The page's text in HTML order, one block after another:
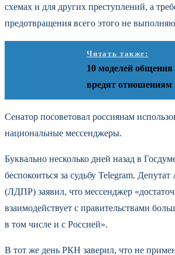
схемах и для других преступлений, а
предотвращения всего этого не
Читать также:
10 моделей
вредят отношениям
Сенатор посоветовал россиянам
национальные мессенджеры.
Буквально несколько дней назад в
беспокоиться за судьбу Telegram.
(ЛДПР) заявил, что мессенджер
взаимодействует с правительствами
в том числе и с Россией».
В тот же день РКН заверил, что не